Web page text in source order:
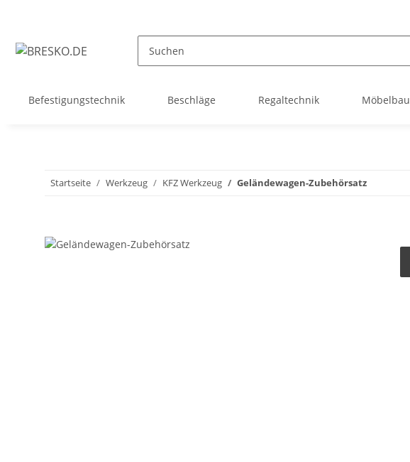
Befestigungstechnik Beschläge Regaltechnik Möbelbau
Startseite Werkzeug KFZ Werkzeug Geländewagen-Zubehörsatz